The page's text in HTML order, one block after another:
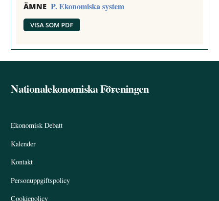
ÄMNE P. Ekonomiska system
VISA SOM PDF
Back
Nationalekonomiska Föreningen
Ekonomisk Debatt
Kalender
Kontakt
Personuppgiftspolicy
Cookiepolicy